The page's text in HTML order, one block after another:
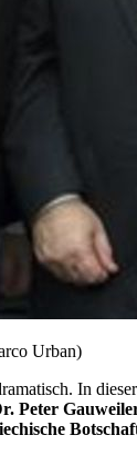
Urban)
In
Peter